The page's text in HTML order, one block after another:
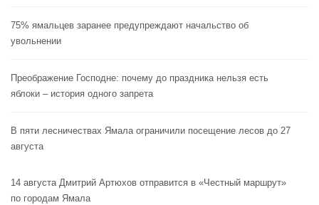
75% ямальцев заранее предупреждают начальство об
увольнении
Преображение Господне: почему до праздника нельзя есть
яблоки – история одного запрета
В пяти лесничествах Ямала ограничили посещение лесов до 27
августа
14 августа Дмитрий Артюхов отправится в «Честный маршрут»
по городам Ямала